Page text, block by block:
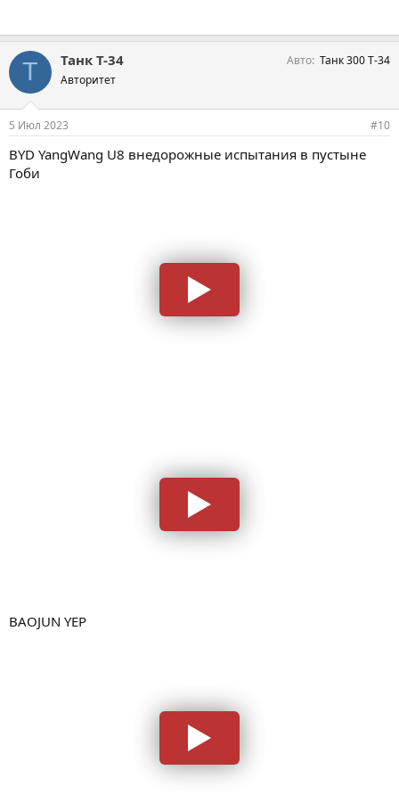
Т Танк Т-34
Авторитет
Авто Танк 300 Т-34
5 Июл 2023 #10
BYD YangWang U8 внедорожные испытания в пустыне
Гоби
BAOJUN YEP